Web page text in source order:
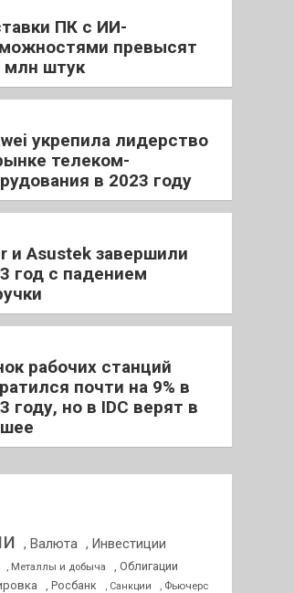
ПК с ИИ-
превысят
млн штук
укрепила лидерство
телеком-
в 2023 году
и Asustek завершили
год с падением
рабочих станций
почти на 9% в
году, но в IDC верят в
, Валюта , Инвестиции
, Металлы и добыча , Облигации
, Росбанк , Санкции , Фьючерс